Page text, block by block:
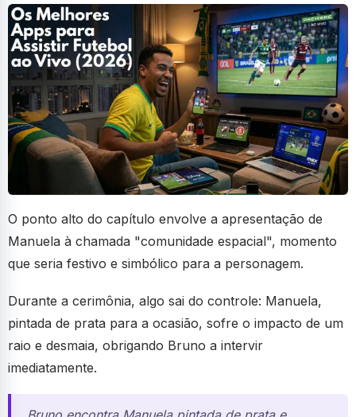
O ponto alto do capítulo envolve a apresentação de
Manuela à chamada "comunidade espacial", momento
que seria festivo e simbólico para a personagem.
Durante a cerimônia, algo sai do controle: Manuela,
pintada de prata para a ocasião, sofre o impacto de um
raio e desmaia, obrigando Bruno a intervir
imediatamente.